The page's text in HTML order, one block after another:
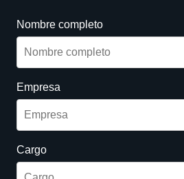
Nombre completo
Empresa
Cargo